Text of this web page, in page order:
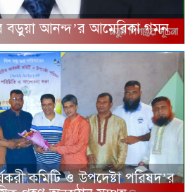
বড়ুয়া আনন্দ’র আমেরিকা গমন
কমিটি ও উপদেষ্টা পরিষদ’র